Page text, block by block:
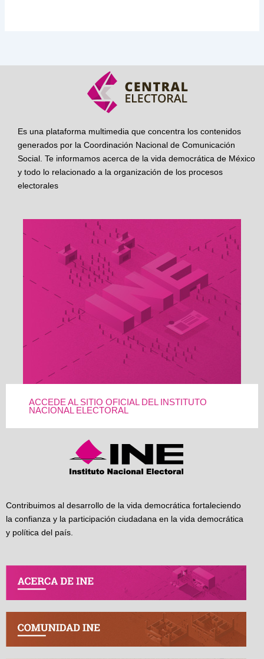
Es una plataforma multimedia que concentra los contenidos
generados por la Coordinación Nacional de Comunicación
Social. Te informamos acerca de la vida democrática de México
y todo lo relacionado a la organización de los procesos
electorales
ACCEDE AL SITIO OFICIAL DEL INSTITUTO
NACIONAL ELECTORAL
Contribuimos al desarrollo de la vida democrática fortaleciendo
la confianza y la participación ciudadana en la vida democrática
y política del país.